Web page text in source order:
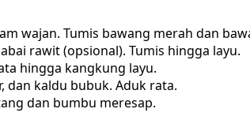
wajan. Tumis bawang merah dan
rawit (opsional). Tumis hingga layu.
hingga kangkung layu.
dan kaldu bubuk. Aduk rata.
dan bumbu meresap.